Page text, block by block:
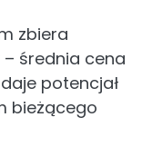
zbiera
średnia cena
potencjał
bieżącego